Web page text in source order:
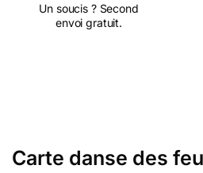
Un soucis ? Second
envoi gratuit.
Carte danse des